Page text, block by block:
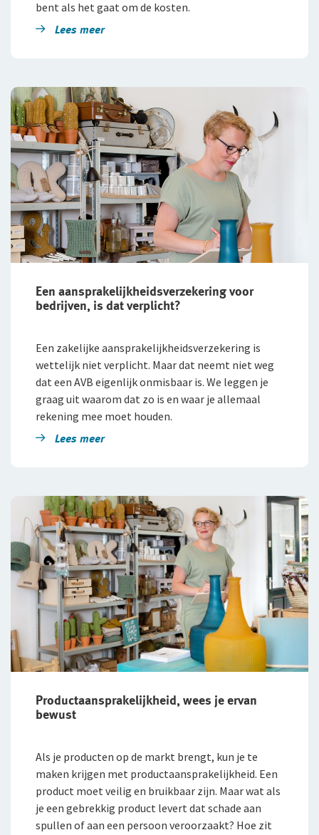
bent als het gaat om de kosten.
Lees meer
Een aansprakelijkheids­verzekering voor
bedrijven, is dat verplicht?
Een zakelijke aansprakelijkheidsverzekering is
wettelijk niet verplicht. Maar dat neemt niet weg
dat een AVB eigenlijk onmisbaar is. We leggen je
graag uit waarom dat zo is en waar je allemaal
rekening mee moet houden.
Lees meer
Productaansprakelijkheid, wees je ervan
bewust
Als je producten op de markt brengt, kun je te
maken krijgen met productaansprakelijkheid. Een
product moet veilig en bruikbaar zijn. Maar wat als
je een gebrekkig product levert dat schade aan
spullen of aan een persoon veroorzaakt? Hoe zit